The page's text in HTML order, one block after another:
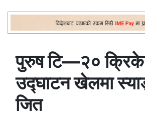
पुरुष टि—२०
उद्घाटन खेलमा
जित